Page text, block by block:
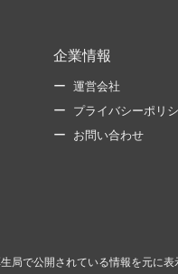
企業情報
運営会社
プライバシーポリ
お問い合わせ
局で公開されている情報を元に表